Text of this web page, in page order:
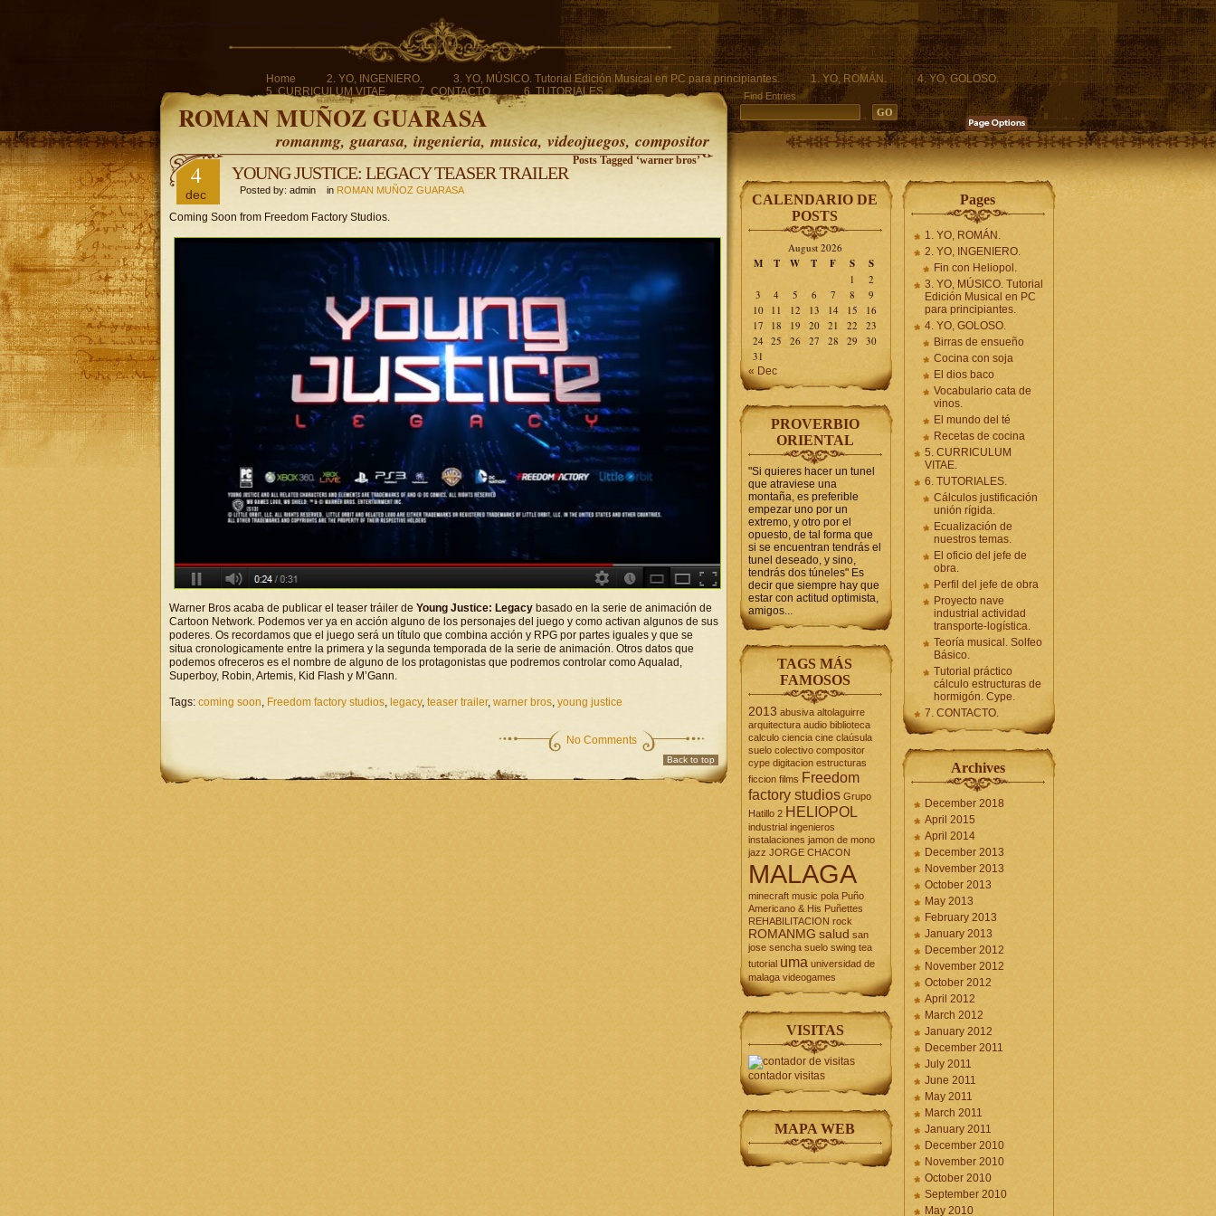
Home 2. YO, INGENIERO. 3. YO, MÚSICO. Tutorial Edición Musical en PC para principiantes. 1. YO, ROMÁN.
4. YO, GOLOSO.
5. CURRICULUM VITAE.
7. CONTACTO. 6. TUTORIALES.
ROMAN MUÑOZ GUARASA
romanmg, guarasa, ingenieria, musica, videojuegos, compositor
Find Entries
Posts Tagged ‘warner bros’
4
dec
YOUNG JUSTICE: LEGACY TEASER TRAILER
Posted by: admin in ROMAN MUÑOZ GUARASA
Coming Soon from Freedom Factory Studios.
Warner Bros acaba de publicar el teaser tráiler de Young Justice: Legacy basado en la serie de animación de
Cartoon Network. Podemos ver ya en acción alguno de los personajes del juego y como activan algunos de sus
poderes. Os recordamos que el juego será un título que combina acción y RPG por partes iguales y que se
situa cronologicamente entre la primera y la segunda temporada de la serie de animación. Otros datos que
podemos ofreceros es el nombre de alguno de los protagonistas que podremos controlar como Aqualad,
Superboy, Robin, Artemis, Kid Flash y M’Gann.
Tags: coming soon, Freedom factory studios, legacy, teaser trailer, warner bros, young justice
No Comments
Back to top
CALENDARIO DE
POSTS
August 2026
M T W T F S S
1
2
3
4 5 6 7 8
9
10 11 12 13 14 15
16
17
18 19 20 21 22
23
24 25 26 27 28 29
30
31
« Dec
PROVERBIO
ORIENTAL
"Si quieres hacer un tunel
que atraviese una
montaña, es preferible
empezar uno por un
extremo, y otro por el
opuesto, de tal forma que
si se encuentran tendrás el
tunel deseado, y sino,
tendrás dos túneles" Es
decir que siempre hay que
estar con actitud optimista,
amigos...
TAGS MÁS
FAMOSOS
2013 abusiva altolaguirre
arquitectura audio biblioteca
calculo ciencia cine claúsula
suelo colectivo compositor
cype digitacion estructuras
ficcion films Freedom
factory studios Grupo
Hatillo 2 HELIOPOL
industrial ingenieros
instalaciones jamon de mono
jazz JORGE CHACON
MALAGA
minecraft music pola Puño
Americano & His Puñettes
REHABILITACION rock
ROMANMG salud san
jose sencha suelo swing tea
tutorial uma universidad de
malaga videogames
VISITAS
contador visitas
MAPA WEB
Pages
1. YO, ROMÁN.
2. YO, INGENIERO.
Fin con Heliopol.
3. YO, MÚSICO. Tutorial
Edición Musical en PC
para principiantes.
4. YO, GOLOSO.
Birras de ensueño
Cocina con soja
El dios baco
Vocabulario cata de
vinos.
El mundo del té
Recetas de cocina
5. CURRICULUM
VITAE.
6. TUTORIALES.
Cálculos justificación
unión rígida.
Ecualización de
nuestros temas.
El oficio del jefe de
obra.
Perfil del jefe de obra
Proyecto nave
industrial actividad
transporte-logística.
Teoría musical. Solfeo
Básico.
Tutorial práctico
cálculo estructuras de
hormigón. Cype.
7. CONTACTO.
Archives
December 2018
April 2015
April 2014
December 2013
November 2013
October 2013
May 2013
February 2013
January 2013
December 2012
November 2012
October 2012
April 2012
March 2012
January 2012
December 2011
July 2011
June 2011
May 2011
March 2011
January 2011
December 2010
November 2010
October 2010
September 2010
May 2010